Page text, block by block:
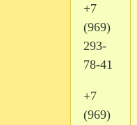
+7
(969)
293-
78-41
+7
(969)